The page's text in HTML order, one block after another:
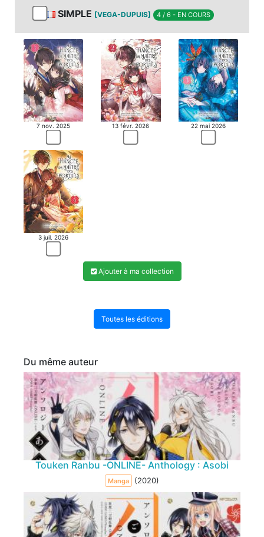
MANGA
SIMPLE [VEGA-DUPUIS] 4 / 6 - EN COURS
7 nov. 2025 13 févr. 2026 22 mai 2026
3 juil. 2026
Ajouter à ma collection
Toutes les éditions
Du même auteur
Touken Ranbu -ONLINE- Anthology : Asobi
Manga (2020)